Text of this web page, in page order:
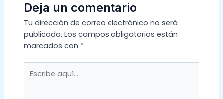
Deja un comentario
Tu dirección de correo electrónico no será
publicada. Los campos obligatorios están
marcados con *
aquí...